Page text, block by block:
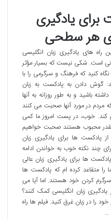
برای یادگیری
هر سطحی
راه های یادگیری زبان انگلیسی
است. شکی نیست که بسیار مؤثر
کنید که فرهنگ و سرگرمی را با
گوش دادن به پادکست به زبان
باشید و به طور روزانه به آنها
مردم در مورد آنها صحبت می کنند
کند. خوب، در پست امروز ما کمی
محبوب هستند صحبت خواهیم
پادکست ها برای یادگیری زبان
چند نکته خوب به خواندن ادامه
ها برای یادگیری زبان عالی
متقاعد کرده ام که پادکست ها
کردن خود هستند. اما آیا می
زبان انگلیسی کمک کنند؟
را در زبان غرق کنید. فیلم ها راه
…